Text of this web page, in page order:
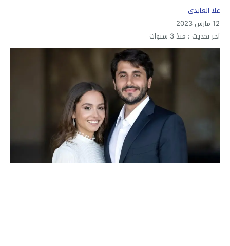
علا العايدي
12 مارس 2023
آخر تحديث : منذ 3 سنوات